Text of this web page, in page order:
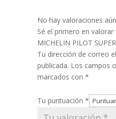
No hay valoraciones
Sé el primero en valorar
MICHELIN PILOT
Tu dirección de correo
publicada. Los campos
marcados con *
Tu puntuación *